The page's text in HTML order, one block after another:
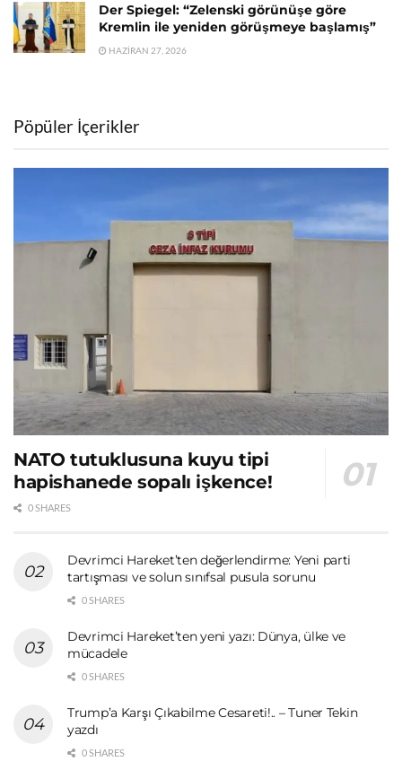
Der Spiegel: “Zelenski görünüşe göre
Kremlin ile yeniden görüşmeye başlamış”
HAZIRAN 27, 2026
Pöpüler İçerikler
NATO tutuklusuna kuyu tipi
hapishanede sopalı işkence!
0 SHARES
Devrimci Hareket’ten değerlendirme: Yeni parti
tartışması ve solun sınıfsal pusula sorunu
0 SHARES
Devrimci Hareket’ten yeni yazı: Dünya, ülke ve
mücadele
0 SHARES
Trump’a Karşı Çıkabilme Cesareti!.. – Tuner Tekin
yazdı
0 SHARES